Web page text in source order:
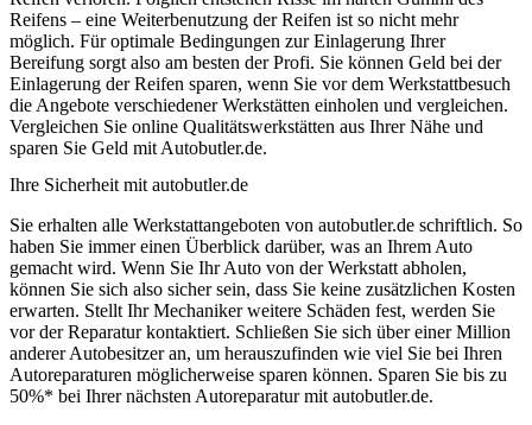
Reifens – eine Weiterbenutzung der Reifen ist so nicht mehr
möglich. Für optimale Bedingungen zur Einlagerung Ihrer
Bereifung sorgt also am besten der Profi. Sie können Geld bei der
Einlagerung der Reifen sparen, wenn Sie vor dem Werkstattbesuch
die Angebote verschiedener Werkstätten einholen und vergleichen.
Vergleichen Sie online Qualitätswerkstätten aus Ihrer Nähe und
sparen Sie Geld mit Autobutler.de.
Ihre Sicherheit mit autobutler.de
Sie erhalten alle Werkstattangeboten von autobutler.de schriftlich. So
haben Sie immer einen Überblick darüber, was an Ihrem Auto
gemacht wird. Wenn Sie Ihr Auto von der Werkstatt abholen,
können Sie sich also sicher sein, dass Sie keine zusätzlichen Kosten
erwarten. Stellt Ihr Mechaniker weitere Schäden fest, werden Sie
vor der Reparatur kontaktiert. Schließen Sie sich über einer Million
anderer Autobesitzer an, um herauszufinden wie viel Sie bei Ihren
Autoreparaturen möglicherweise sparen können. Sparen Sie bis zu
50%* bei Ihrer nächsten Autoreparatur mit autobutler.de.